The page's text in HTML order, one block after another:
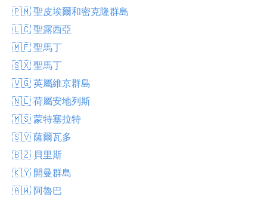
🇵🇲 聖皮埃爾和密克隆群島
🇱🇨 聖露西亞
🇲🇫 聖馬丁
🇸🇽 聖馬丁
🇻🇬 英屬維京群島
🇳🇱 荷屬安地列斯
🇲🇸 蒙特塞拉特
🇸🇻 薩爾瓦多
🇧🇿 貝里斯
🇰🇾 開曼群島
🇦🇼 阿魯巴